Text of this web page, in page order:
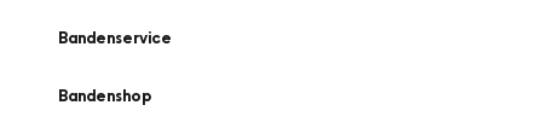
Bandenservice
Bandenshop